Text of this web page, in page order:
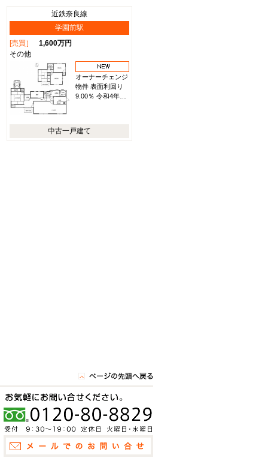
近鉄奈良線
学園前駅
[売買］
1,600万円
その他
オーナーチェンジ
物件 表面利回り
9.00％ 令和4年…
中古一戸建て